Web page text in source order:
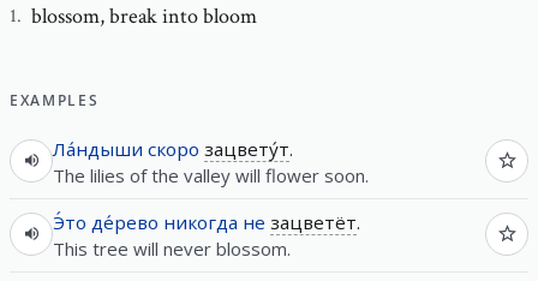
1. blossom,break into bloom
EXAMPLES
Ла́ндыши скоро зацвету́т.
The lilies of the valley will flower soon.
Э́то де́рево никогда не зацветёт.
This tree will never blossom.